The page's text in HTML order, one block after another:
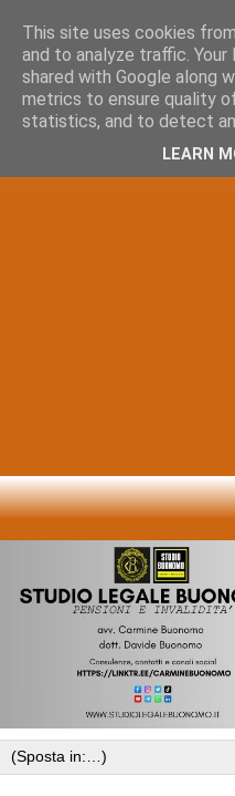
This site uses cookies
and to analyze traffic.
shared with Google along
metrics to ensure quality
statistics, and to detect
LEARN